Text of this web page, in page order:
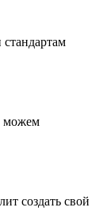
стандартам
можем
создать свой